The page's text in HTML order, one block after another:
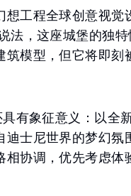
想工程全球创意视觉
法，这座城堡的独
筑模型，但它将即刻
具有象征意义：以全
迪士尼世界的梦幻氛
相协调，优先考虑体